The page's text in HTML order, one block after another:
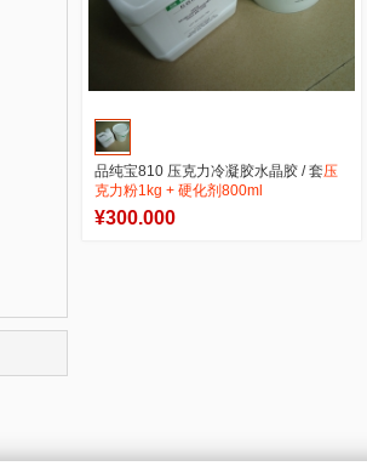
品纯宝810 压克力冷凝胶水晶胶 / 套压
克力粉1kg + 硬化剂800ml
¥300.000